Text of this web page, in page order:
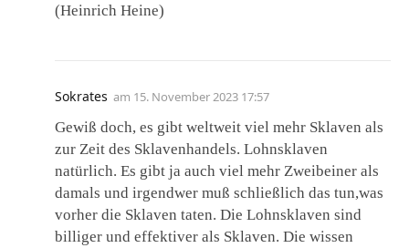
(Heinrich Heine)
Sokrates am 15. November 2023 17:57
Gewiß doch, es gibt weltweit viel mehr Sklaven als
zur Zeit des Sklavenhandels. Lohnsklaven
natürlich. Es gibt ja auch viel mehr Zweibeiner als
damals und irgendwer muß schließlich das tun,was
vorher die Sklaven taten. Die Lohnsklaven sind
billiger und effektiver als Sklaven. Die wissen